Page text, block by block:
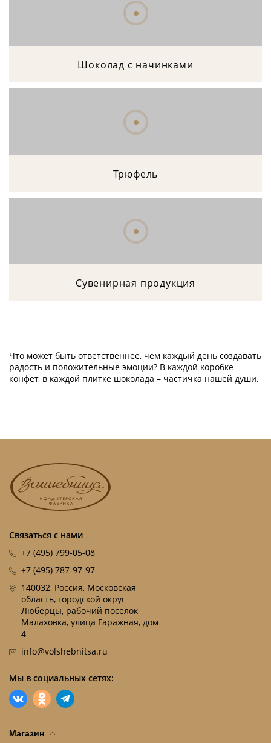
Шоколад с начинками
Трюфель
Сувенирная продукция
Что может быть ответственнее, чем каждый день создавать
радость и положительные эмоции? В каждой коробке
конфет, в каждой плитке шоколада – частичка нашей души.
Связаться с нами
+7 (495) 799-05-08
+7 (495) 787-97-97
140032, Россия, Московская
область, городской округ
Люберцы, рабочий поселок
Малаховка, улица Гаражная, дом
4
info@volshebnitsa.ru
Мы в социальных сетях:
Магазин